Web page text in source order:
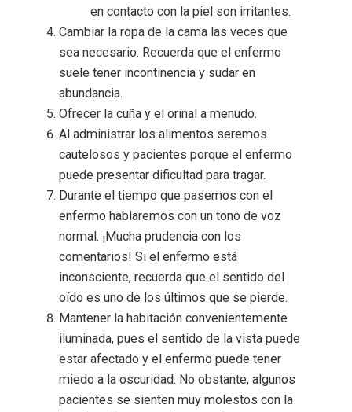
en contacto con la piel son irritantes.
Cambiar la ropa de la cama las veces que
sea necesario. Recuerda que el enfermo
suele tener incontinencia y sudar en
abundancia.
Ofrecer la cuña y el orinal a menudo.
Al administrar los alimentos seremos
cautelosos y pacientes porque el enfermo
puede presentar dificultad para tragar.
Durante el tiempo que pasemos con el
enfermo hablaremos con un tono de voz
normal. ¡Mucha prudencia con los
comentarios! Si el enfermo está
inconsciente, recuerda que el sentido del
oído es uno de los últimos que se pierde.
Mantener la habitación convenientemente
iluminada, pues el sentido de la vista puede
estar afectado y el enfermo puede tener
miedo a la oscuridad. No obstante, algunos
pacientes se sienten muy molestos con la